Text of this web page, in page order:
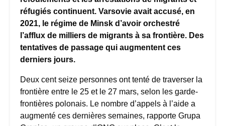
réfugiés continuent. Varsovie avait accusé, en
2021, le régime de Minsk d’avoir orchestré
l’afflux de milliers de migrants à sa frontière. Des
tentatives de passage qui augmentent ces
derniers jours.
Deux cent seize personnes ont tenté de traverser la
frontière entre le 25 et le 27 mars, selon les garde-
frontières polonais. Le nombre d’appels à l’aide a
augmenté ces dernières semaines, rapporte Grupa